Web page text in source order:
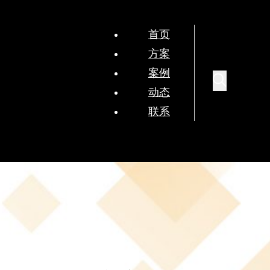
首页
方案
案例
动态
联系